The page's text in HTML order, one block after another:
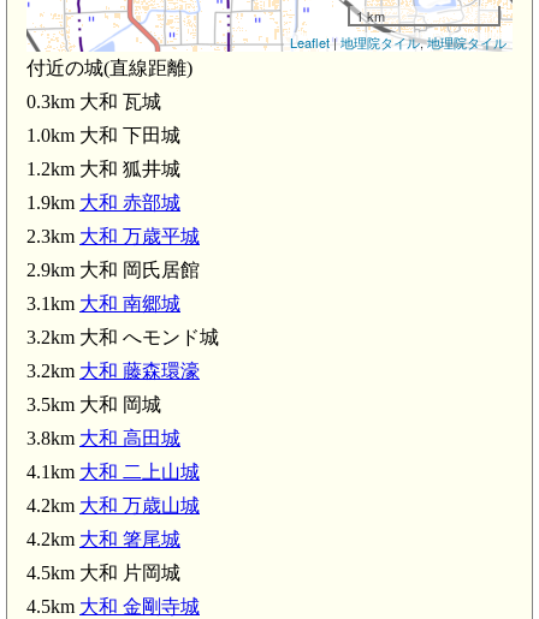
1 km
Leaflet|地理院タイル,地理院タイル
付近の城(直線距離)
0.3km 大和 瓦城
1.0km 大和 下田城
1.2km 大和 狐井城
1.9km 大和 赤部城
2.3km 大和 万歳平城
2.9km 大和 岡氏居館
3.1km 大和 南郷城
3.2km 大和 へモンド城
3.2km 大和 藤森環濠
3.5km 大和 岡城
3.8km 大和 高田城
4.1km 大和 二上山城
4.2km 大和 万歳山城
4.2km 大和 箸尾城
4.5km 大和 片岡城
4.5km 大和 金剛寺城